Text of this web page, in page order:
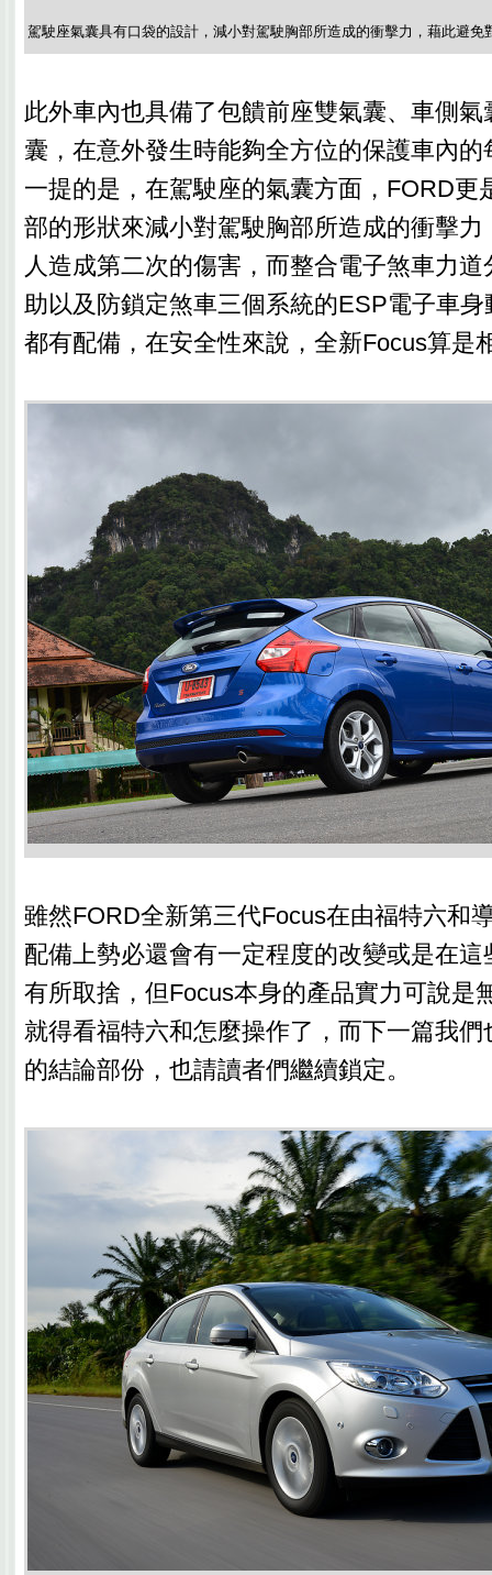
駕駛座氣囊具有口袋的設計，減小對駕駛胸部所造成的衝擊力，藉此避免
此外車內也具備了包饋前座雙氣囊、車側
囊，在意外發生時能夠全方位的保護車內
一提的是，在駕駛座的氣囊方面，FORD更
部的形狀來減小對駕駛胸部所造成的衝擊
人造成第二次的傷害，而整合電子煞車力
助以及防鎖定煞車三個系統的ESP電子車
都有配備，在安全性來說，全新Focus算是
雖然FORD全新第三代Focus在由福特六和
配備上勢必還會有一定程度的改變或是在
有所取捨，但Focus本身的產品實力可說是
就得看福特六和怎麼操作了，而下一篇我
的結論部份，也請讀者們繼續鎖定。